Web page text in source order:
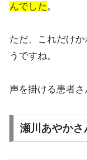
んでした 。
ただ、これだけ
うですね。
声を掛ける患者さ
瀬川あやかさ